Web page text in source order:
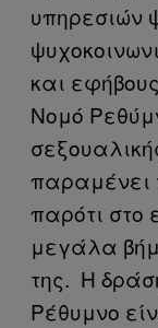
υπηρεσιών
και
Νομό
παραμένει
παρότι στο
μεγάλα
της. H
Ρέθυμνο